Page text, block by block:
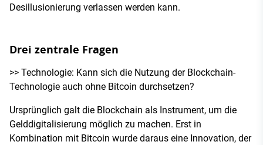
Desillusionierung verlassen werden kann.
Drei zentrale Fragen
>> Technologie: Kann sich die Nutzung der Blockchain-
Technologie auch ohne Bitcoin durchsetzen?
Ursprünglich galt die Blockchain als Instrument, um die
Gelddigitalisierung möglich zu machen. Erst in
Kombination mit Bitcoin wurde daraus eine Innovation, der